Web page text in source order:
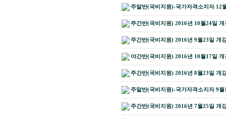
주말반(국비지원)-국가자격소지자 12
주간반(국비지원) 2016년 10월24일
주간반(국비지원) 2016년 9월23일 개
야간반(국비지원) 2016년 10월17일
주간반(국비지원) 2016년 8월23일 개
주말반(국비지원)-국가자격소지자 9
주간반(국비지원) 2016년 7월25일 개